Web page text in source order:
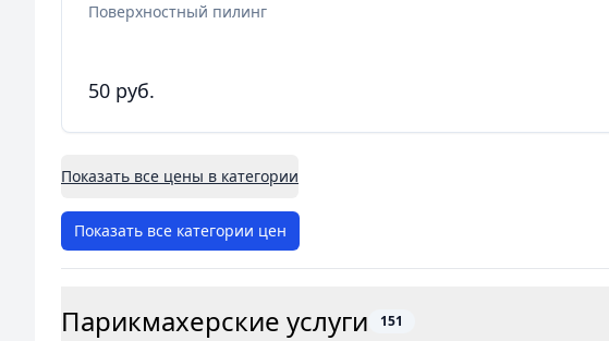
Поверхностный пилинг
50 руб.
Показать все цены в категории
Показать все категории цен
Парикмахерские услуги 151